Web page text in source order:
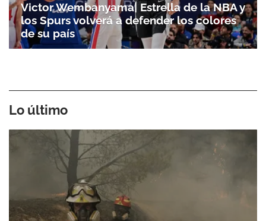
Victor Wembanyama| Estrella de la NBA y
los Spurs volverá a defender los colores
de su país
Lo último